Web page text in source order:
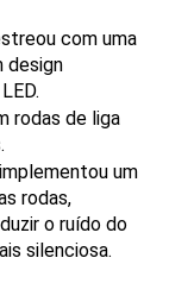
com uma
design
rodas de liga
um
rodas,
o ruído do
silenciosa.